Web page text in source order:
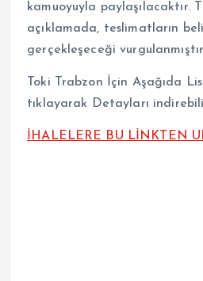
kamuoyuyla paylaşılacaktır.
açıklamada, teslimatların
gerçekleşeceği
Toki Trabzon İçin Aşağıda
tıklayarak Detayları
İHALELERE BU LİNKTEN